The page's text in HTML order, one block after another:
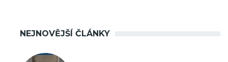
NEJNOVĚJŠÍ ČLÁNKY